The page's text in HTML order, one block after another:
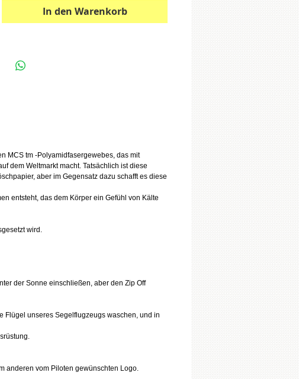
In den Warenkorb
MCS tm -Polyamidfasergewebes, das mit
dem Weltmarkt macht. Tatsächlich ist diese
aber im Gegensatz dazu schafft es diese
entsteht, das dem Körper ein Gefühl von Kälte
wird.
der Sonne einschließen, aber den Zip Off
Flügel unseres Segelflugzeugs waschen, und in
anderen vom Piloten gewünschten Logo.